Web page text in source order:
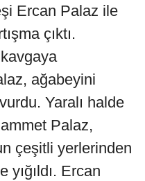
Ercan Palaz ile
çıktı.
ağabeyini
Yaralı halde
Palaz,
çeşitli yerlerinden
yığıldı. Ercan